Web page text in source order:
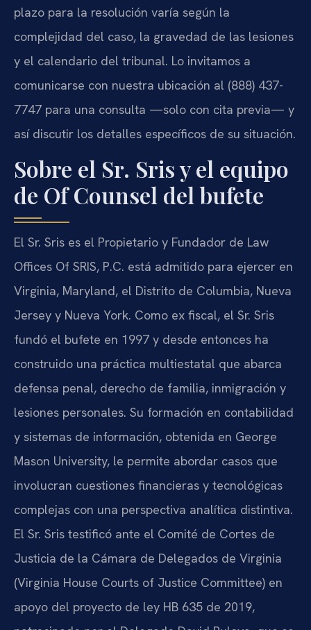
plazo para la resolución varía según la
complejidad del caso, la gravedad de las lesiones
y el calendario del tribunal. Lo invitamos a
comunicarse con nuestra ubicación al (888) 437-
7747 para una consulta —solo con cita previa— y
así discutir los detalles específicos de su situación.
Sobre el Sr. Sris y el equipo
de Of Counsel del bufete
El Sr. Sris es el Propietario y Fundador de Law
Offices Of SRIS, P.C. está admitido para ejercer en
Virginia, Maryland, el Distrito de Columbia, Nueva
Jersey y Nueva York. Como ex fiscal, el Sr. Sris
fundó el bufete en 1997 y desde entonces ha
construido una práctica multiestatal que abarca
defensa penal, derecho de familia, inmigración y
lesiones personales. Su formación en contabilidad
y sistemas de información, obtenida en George
Mason University, le permite abordar casos que
involucran cuestiones financieras y tecnológicas
complejas con una perspectiva analítica distintiva.
El Sr. Sris testificó ante el Comité de Cortes de
Justicia de la Cámara de Delegados de Virginia
(Virginia House Courts of Justice Committee) en
apoyo del proyecto de ley HB 635 de 2019,